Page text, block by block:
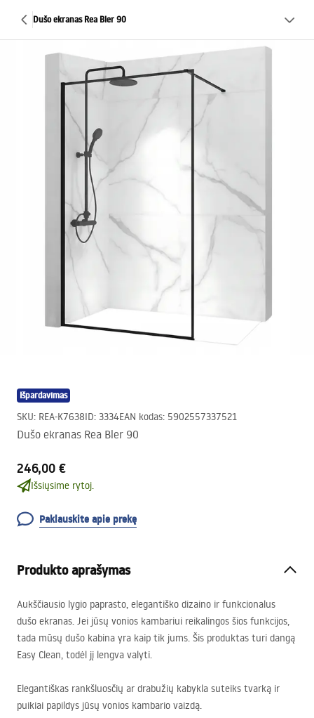
Dušo ekranas Rea Bler 90
Išpardavimas
SKU: REA-K7638ID: 3334EAN kodas: 5902557337521
Dušo ekranas Rea Bler 90
246,00 €
Išsiųsime rytoj.
Paklauskite apie prekę
Produkto aprašymas
Aukščiausio lygio paprasto, elegantiško dizaino ir funkcionalus
dušo ekranas. Jei jūsų vonios kambariui reikalingos šios funkcijos,
tada mūsų dušo kabina yra kaip tik jums. Šis produktas turi dangą
Easy Clean, todėl jį lengva valyti.
Elegantiškas rankšluosčių ar drabužių kabykla suteiks tvarką ir
puikiai papildys jūsų vonios kambario vaizdą.